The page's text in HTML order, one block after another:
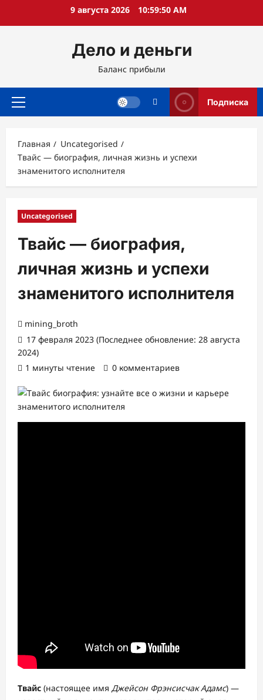
9 августа 2026 10:59:51 AM
Дело и деньги
Баланс прибыли
Основное
Подписка
Главная
Uncategorised
Твайс — биография, личная жизнь и успехи
знаменитого исполнителя
Uncategorised
Твайс — биография,
личная жизнь и успехи
знаменитого исполнителя
mining_broth
17 февраля 2023 (Последнее обновление: 28 августа
2024)
1 минуты чтение
0 комментариев
Твайс (настоящее имя Джейсон Фрэнсисчак Адамс) —